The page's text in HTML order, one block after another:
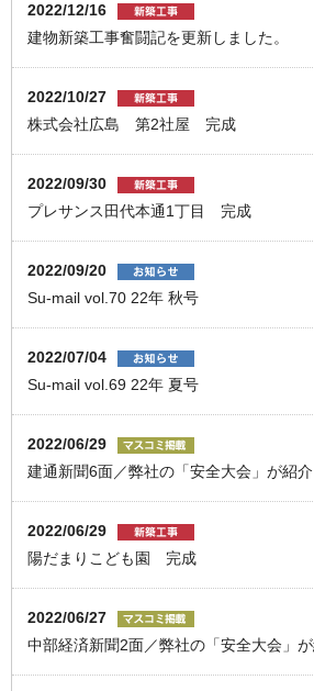
2022/12/16
建物新築工事奮闘記を更新しました。
2022/10/27
株式会社広島 第2社屋 完成
2022/09/30
プレサンス田代本通1丁目 完成
2022/09/20
Su-mail vol.70 22年 秋号
2022/07/04
Su-mail vol.69 22年 夏号
2022/06/29
建通新聞6面／弊社の「安全大会」が紹介
2022/06/29
陽だまりこども園 完成
2022/06/27
中部経済新聞2面／弊社の「安全大会」が